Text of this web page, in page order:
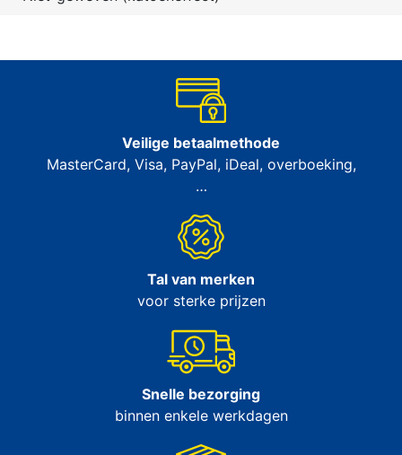
Veilige betaalmethode
MasterCard, Visa, PayPal, iDeal, overboeking,
…
Tal van merken
voor sterke prijzen
Snelle bezorging
binnen enkele werkdagen